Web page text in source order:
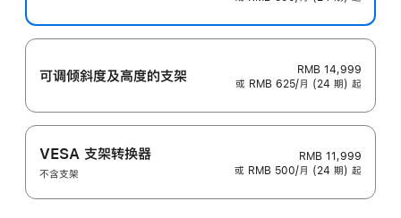
可调倾斜度及高‍度的支‍架
RMB 14,999
或 RMB 625/月 (24 期) 起
VESA 支架转换器
不含支架
RMB 11,999
或 RMB 500/月 (24 期) 起